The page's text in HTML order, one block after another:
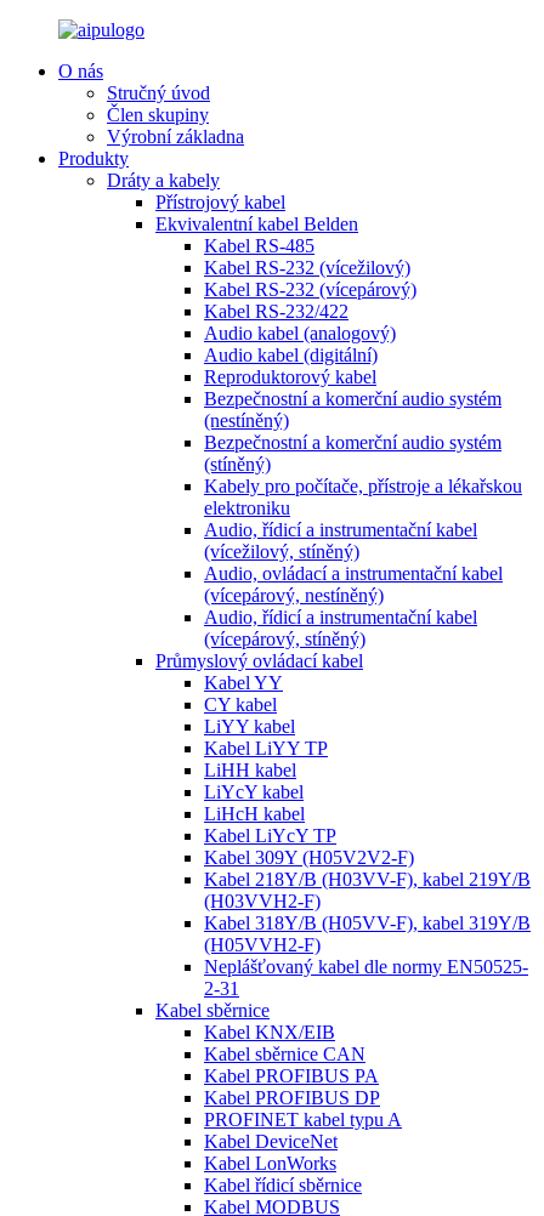
O nás
Stručný úvod
Člen skupiny
Výrobní základna
Produkty
Dráty a kabely
Přístrojový kabel
Ekvivalentní kabel Belden
Kabel RS-485
Kabel RS-232 (vícežilový)
Kabel RS-232 (vícepárový)
Kabel RS-232/422
Audio kabel (analogový)
Audio kabel (digitální)
Reproduktorový kabel
Bezpečnostní a komerční audio systém
(nestíněný)
Bezpečnostní a komerční audio systém
(stíněný)
Kabely pro počítače, přístroje a lékařskou
elektroniku
Audio, řídicí a instrumentační kabel
(vícežilový, stíněný)
Audio, ovládací a instrumentační kabel
(vícepárový, nestíněný)
Audio, řídicí a instrumentační kabel
(vícepárový, stíněný)
Průmyslový ovládací kabel
Kabel YY
CY kabel
LiYY kabel
Kabel LiYY TP
LiHH kabel
LiYcY kabel
LiHcH kabel
Kabel LiYcY TP
Kabel 309Y (H05V2V2-F)
Kabel 218Y/B (H03VV-F), kabel 219Y/B
(H03VVH2-F)
Kabel 318Y/B (H05VV-F), kabel 319Y/B
(H05VVH2-F)
Neplášťovaný kabel dle normy EN50525-
2-31
Kabel sběrnice
Kabel KNX/EIB
Kabel sběrnice CAN
Kabel PROFIBUS PA
Kabel PROFIBUS DP
PROFINET kabel typu A
Kabel DeviceNet
Kabel LonWorks
Kabel řídicí sběrnice
Kabel MODBUS